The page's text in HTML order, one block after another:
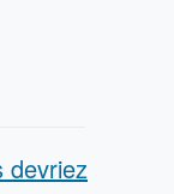
devriez